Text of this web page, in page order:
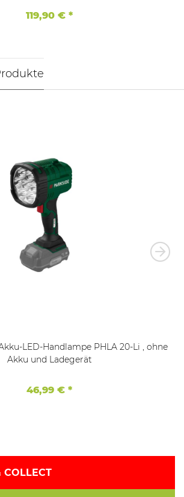
119,90 € *
LED-Handlampe PHLA 20-Li , ohne
Akku und Ladegerät
46,99 € *
COLLECT